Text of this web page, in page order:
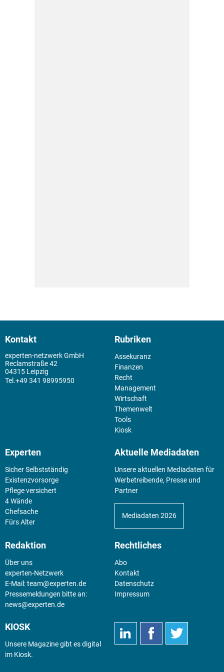
Kontakt
experten-netzwerk GmbH
Reclamstraße 42
04315 Leipzig
+49 341 98995950
Rubriken
Assekuranz
Finanzen
Recht
Management
Wirtschaft
Themenwelt
Tools
Kiosk
Experten
Sicher Selbstständig
Existenz­vorsorge
Pflege versichert
4 Wände
Chefsache
Fürs Alter
Aktuelle Mediadaten
Unsere aktuellen Mediadaten für
Werbetreibende, Presse und
Partner
Mediadaten 2026
Redaktion
Über uns
experten-Netzwerk
E-Mail:team@experten.de
Pressemeldungen bitte an:
news@experten.de
Rechtliches
Abo
Kontakt
Datenschutz
Impressum
KIOSK
Unsere Magazine gibt es digital
im Kiosk.